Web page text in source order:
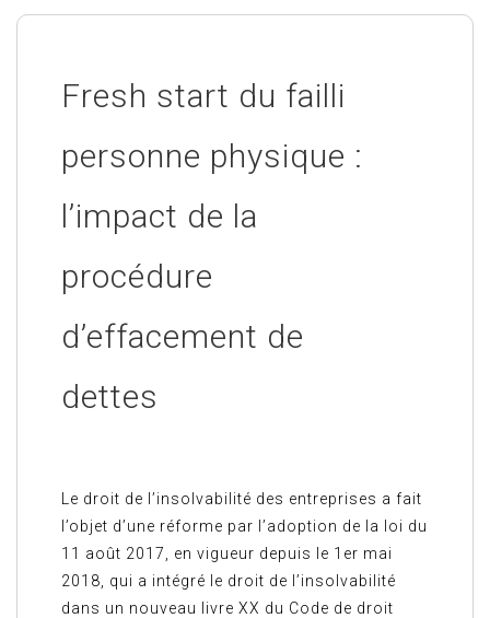
Fresh start du failli
personne physique :
l’impact de la
procédure
d’effacement de
dettes
Le droit de l’insolvabilité des entreprises a fait
l’objet d’une réforme par l’adoption de la loi du
11 août 2017, en vigueur depuis le 1er mai
2018, qui a intégré le droit de l’insolvabilité
dans un nouveau livre XX du Code de droit